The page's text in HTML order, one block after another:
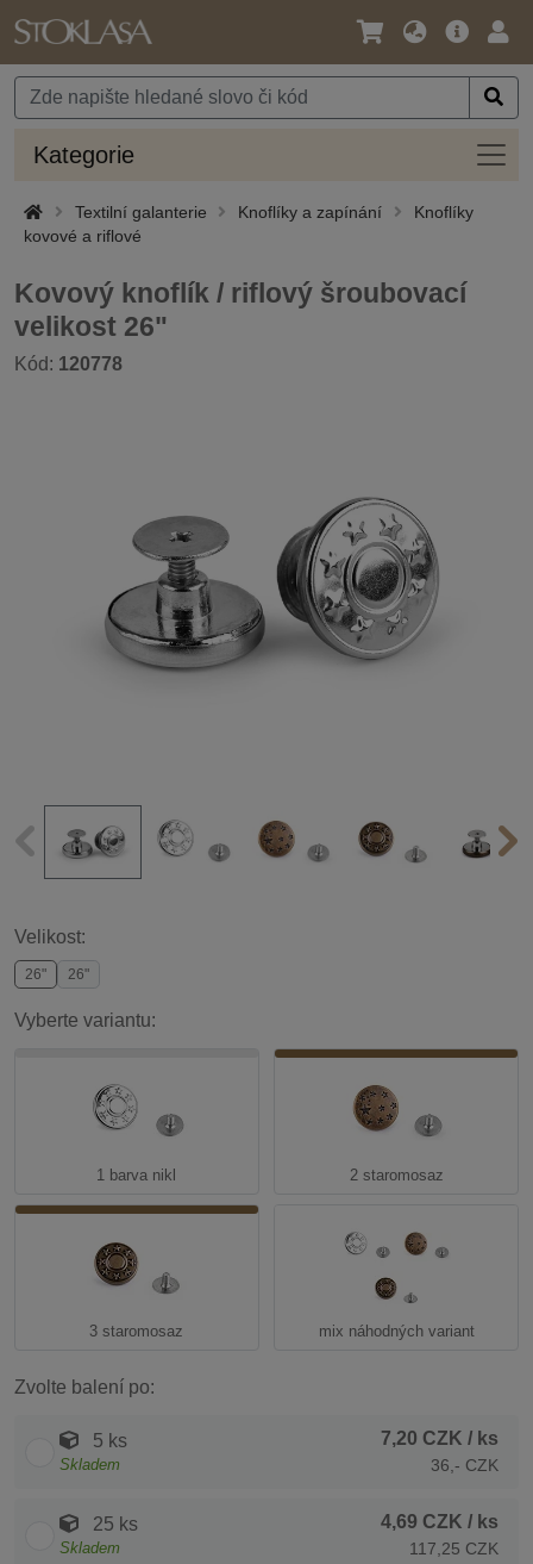
Jazyk
Měna
Hlavní
Kategorie
Textilní galanterie Knoflíky a zapínání
Knoflíky
kovové a riflové
Kovový knoflík / riflový šroubovací
velikost 26"
Kód: 120778
Velikost:
26" 26"
Vyberte variantu:
1 barva nikl 2 staromosaz
3 staromosaz mix náhodných variant
Zvolte balení po:
5 ks
Skladem
7,20 CZK / ks
36,- CZK
25 ks
Skladem
4,69 CZK / ks
117,25 CZK